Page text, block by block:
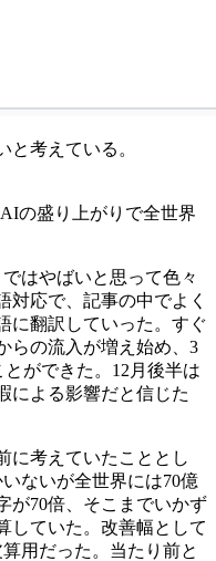
考えている。
の盛り上がりで全世界
はやばいと思って色々
対応で、記事の中でよく
に翻訳していった。すぐ
らの流入が増え始め、3
ができた。12月後半は
による影響だと信じた
に考えていたこととし
ないが全世界には70億
が70倍、そこまでいかず
していた。改善幅として
用だった。当たり前と